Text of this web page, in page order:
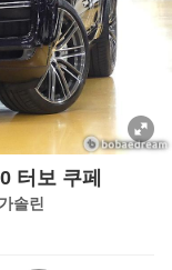
터보 쿠페
가솔린